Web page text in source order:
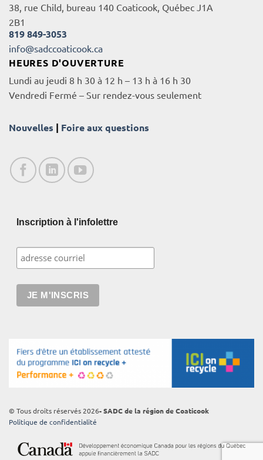
38, rue Child, bureau 140 Coaticook, Québec J1A
2B1
819 849-3053
info@sadccoaticook.ca
HEURES D'OUVERTURE
Lundi au jeudi 8 h 30 à 12 h – 13 h à 16 h 30
Vendredi Fermé – Sur rendez-vous seulement
Nouvelles | Foire aux questions
Inscription à l'infolettre
© Tous droits réservés 2026- SADC de la région de Coaticook
Politique de confidentialité